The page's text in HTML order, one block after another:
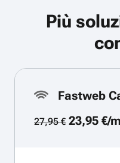
Più
Fastweb
27,95 €23,95 €/